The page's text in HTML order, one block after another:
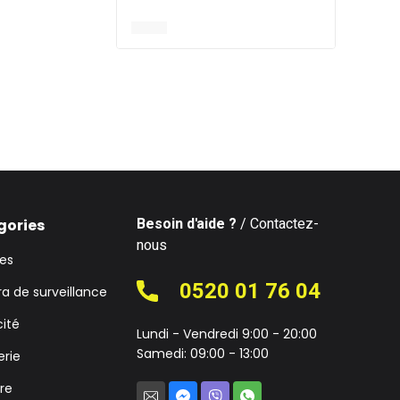
de surveillance
Besoin d'aide ? / Contactez-
nous
0520 01 76 04
Lundi - Vendredi 9:00 - 20:00
Samedi: 09:00 - 13:00